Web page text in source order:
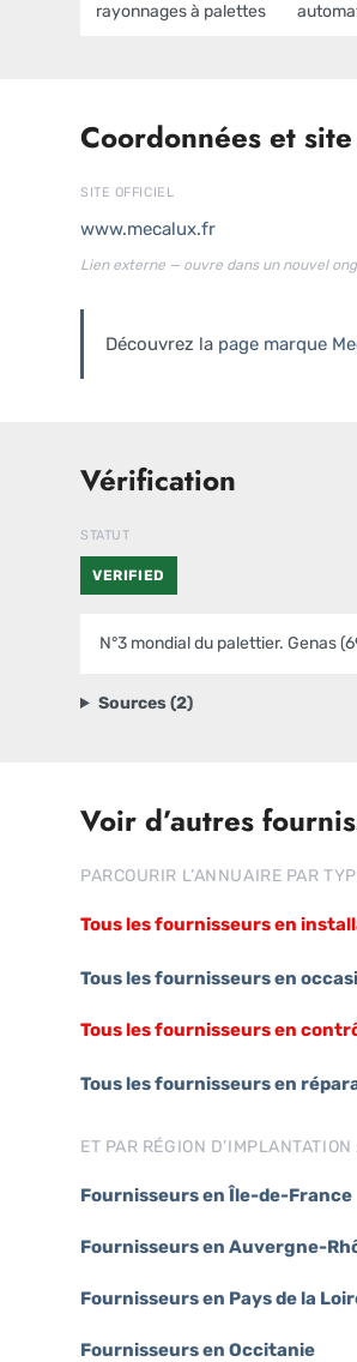
rayonnages à palettes
Coordonnées et
SITE OFFICIEL
www.mecalux.fr
Lien externe — ouvre dans un nouvel
Découvrez la page marque
Vérification
STATUT
VERIFIED
N°3 mondial du palettier. Genas
Sources (2)
Voir d’autres
PARCOURIR L’ANNUAIRE PAR
Tous les fournisseurs en
Tous les fournisseurs en
Tous les fournisseurs en
Tous les fournisseurs en
ET PAR RÉGION D’IMPLANTATION
Fournisseurs en Île-de-France
Fournisseurs en Auvergne-
Fournisseurs en Pays de la
Fournisseurs en Occitanie